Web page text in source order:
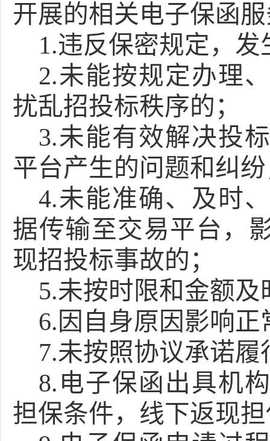
开展的相关电子保函
1.违反保密规定，
2.未能按规定办理
扰乱招投标秩序的；
3.未能有效解决投
平台产生的问题和纠
4.未能准确、及时
据传输至交易平台，
现招投标事故的；
5.未按时限和金额
6.因自身原因影响
7.未按照协议承诺
8.电子保函出具机
担保条件，线下返现